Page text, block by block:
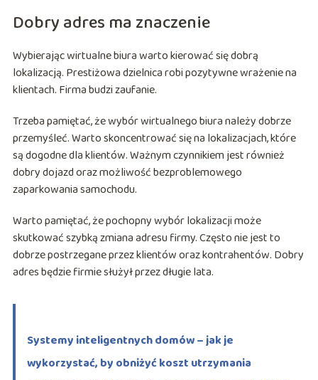
Dobry adres ma znaczenie
Wybierając wirtualne biura warto kierować się dobrą
lokalizacją. Prestiżowa dzielnica robi pozytywne wrażenie na
klientach. Firma budzi zaufanie.
Trzeba pamiętać, że wybór wirtualnego biura należy dobrze
przemyśleć. Warto skoncentrować się na lokalizacjach, które
są dogodne dla klientów. Ważnym czynnikiem jest również
dobry dojazd oraz możliwość bezproblemowego
zaparkowania samochodu.
Warto pamiętać, że pochopny wybór lokalizacji może
skutkować szybką zmiana adresu firmy. Często nie jest to
dobrze postrzegane przez klientów oraz kontrahentów. Dobry
adres będzie firmie służył przez długie lata.
Systemy inteligentnych domów – jak je
wykorzystać, by obniżyć koszt utrzymania